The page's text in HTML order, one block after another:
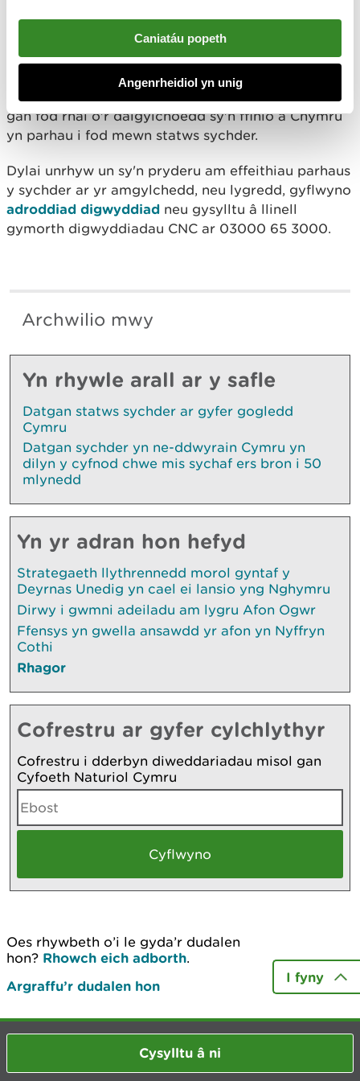
Caniatáu popeth
Angenrheidiol yn unig
Bydd Cyfoeth Naturiol Cymru yn parhau mewn
cysylltiad ag Asiantaeth yr Amgylchedd yn Lloegr,
gan fod rhai o'r dalgylchoedd sy'n ffinio â Chymru
yn parhau i fod mewn statws sychder.
Dylai unrhyw un sy'n pryderu am effeithiau parhaus
y sychder ar yr amgylchedd, neu lygredd, gyflwyno
adroddiad digwyddiad neu gysylltu â llinell
gymorth digwyddiadau CNC ar 03000 65 3000.
Archwilio mwy
Yn rhywle arall ar y safle
Datgan statws sychder ar gyfer gogledd
Cymru
Datgan sychder yn ne-ddwyrain Cymru yn
dilyn y cyfnod chwe mis sychaf ers bron i 50
mlynedd
Yn yr adran hon hefyd
Strategaeth llythrennedd morol gyntaf y
Deyrnas Unedig yn cael ei lansio yng Nghymru
Dirwy i gwmni adeiladu am lygru Afon Ogwr
Ffensys yn gwella ansawdd yr afon yn Nyffryn
Cothi
Rhagor
Cofrestru ar gyfer cylchlythyr
Cofrestru i dderbyn diweddariadau misol gan
Cyfoeth Naturiol Cymru
Oes rhywbeth o’i le gyda’r dudalen
hon? Rhowch eich adborth.
Argraffu’r dudalen hon
I fyny
Cysylltu â ni